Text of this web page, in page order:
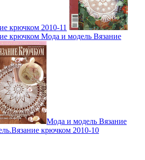
крючком 2010-11
крючком Мода и модель Вязание
Мода и модель Вязание
крючком 2010-10